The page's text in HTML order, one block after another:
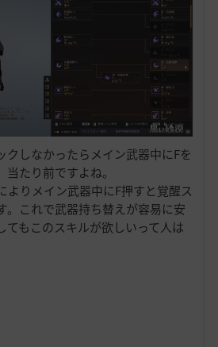
クしなかったらメイン武器中にFを
たり前ですよね。
よりメイン武器中にF押すと覚醒ス
。これで武器持ち替えが容易に安
てもこのスキルが欲しいって人は